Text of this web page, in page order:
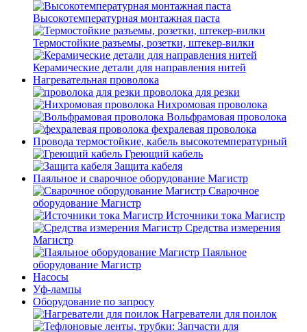
Высокотемпературная монтажная паста
Термостойкие разъемы, розетки, штекер-вилки
Керамические детали для направления нитей
Нагревательная проволока
проволока для резки
Нихромовая проволока
Вольфрамовая проволока
фехралевая проволока
Провода термостойкие, кабель высокотемпературный
Греющий кабель
Защита кабеля
Паяльное и сварочное оборудование Магистр
Сварочное
оборудование Магистр
Источники тока Магистр
Средства измерения
Магистр
Паяльное
оборудование Магистр
Насосы
Уф-лампы
Оборудование по запросу
Нагреватели для поилок